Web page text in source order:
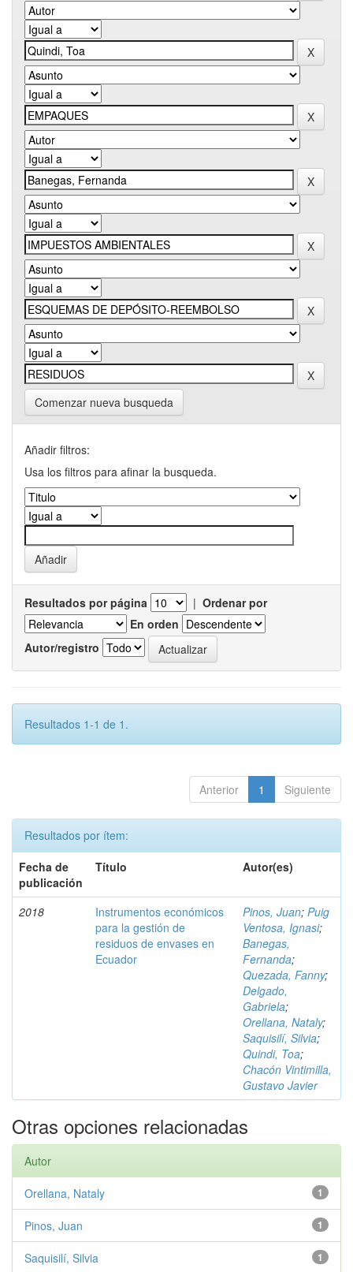
Comenzar nueva busqueda
Añadir filtros:
Usa los filtros para afinar la busqueda.
Resultados por página | Ordenar por
En orden
Autor/registro
Resultados 1-1 de 1.
Anterior 1 Siguiente
Resultados por ítem:
Fecha de
publicación
Título Autor(es)
2018
Instrumentos económicos
para la gestión de
residuos de envases en
Ecuador
Pinos, Juan; Puig
Ventosa, Ignasi;
Banegas,
Fernanda;
Quezada, Fanny;
Delgado,
Gabriela;
Orellana, Nataly;
Saquisilí, Silvia;
Quindi, Toa;
Chacón Vintimilla,
Gustavo Javier
Otras opciones relacionadas
Autor
1
Orellana, Nataly
1
Pinos, Juan
1
Saquisilí, Silvia